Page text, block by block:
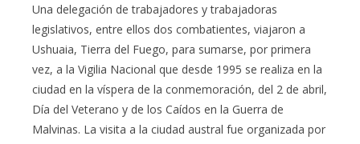
Una delegación de trabajadores y trabajadoras
legislativos, entre ellos dos combatientes, viajaron a
Ushuaia, Tierra del Fuego, para sumarse, por primera
vez, a la Vigilia Nacional que desde 1995 se realiza en la
ciudad en la víspera de la conmemoración, del 2 de abril,
Día del Veterano y de los Caídos en la Guerra de
Malvinas. La visita a la ciudad austral fue organizada por